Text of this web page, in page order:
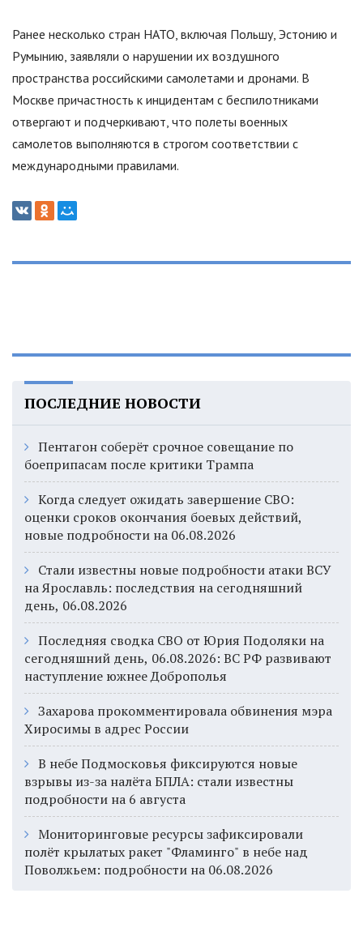
Ранее несколько стран НАТО, включая Польшу, Эстонию и
Румынию, заявляли о нарушении их воздушного
пространства российскими самолетами и дронами. В
Москве причастность к инцидентам с беспилотниками
отвергают и подчеркивают, что полеты военных
самолетов выполняются в строгом соответствии с
международными правилами.
ПОСЛЕДНИЕ НОВОСТИ
Пентагон соберёт срочное совещание по
боеприпасам после критики Трампа
Когда следует ожидать завершение СВО:
оценки сроков окончания боевых действий,
новые подробности на 06.08.2026
Стали известны новые подробности атаки ВСУ
на Ярославль: последствия на сегодняшний
день, 06.08.2026
Последняя сводка СВО от Юрия Подоляки на
сегодняшний день, 06.08.2026: ВС РФ развивают
наступление южнее Доброполья
Захарова прокомментировала обвинения мэра
Хиросимы в адрес России
В небе Подмосковья фиксируются новые
взрывы из-за налёта БПЛА: стали известны
подробности на 6 августа
Мониторинговые ресурсы зафиксировали
полёт крылатых ракет "Фламинго" в небе над
Поволжьем: подробности на 06.08.2026